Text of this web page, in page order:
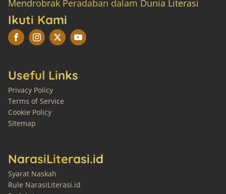
Mendrobrak Peradaban dalam Dunia Literasi
Ikuti Kami
Useful Links
Privacy Policy
Terms of Service
Cookie Policy
Sitemap
NarasiLiterasi.id
Syarat Naskah
Rule NarasiLiterasi.id